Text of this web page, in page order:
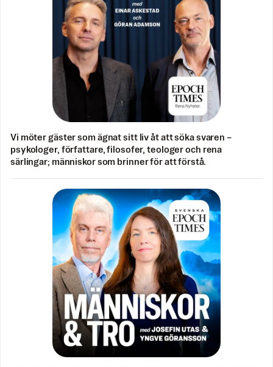
Vi möter gäster som ägnat sitt liv åt att söka svaren –
psykologer, författare, filosofer, teologer och rena
särlingar; människor som brinner för att förstå.